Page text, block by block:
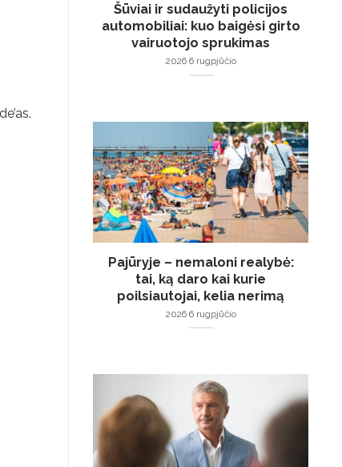
Šūviai ir sudaužyti policijos
automobiliai: kuo baigėsi girto
vairuotojo sprukimas
2026 6 rugpjūčio
Pajūryje – nemaloni realybė:
tai, ką daro kai kurie
poilsiautojai, kelia nerimą
2026 6 rugpjūčio